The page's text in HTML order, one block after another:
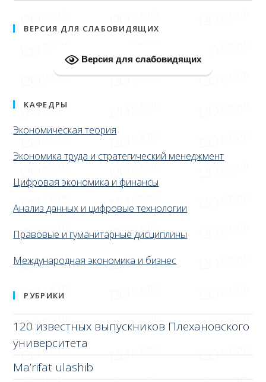
ВЕРСИЯ ДЛЯ СЛАБОВИДЯЩИХ
Версия для слабовидящих
КАФЕДРЫ
Экономическая теория
Экономика труда и стратегический менеджмент
Цифровая экономика и финансы
Анализ данных и цифровые технологии
Правовые и гуманитарные дисциплины
Международная экономика и бизнес
РУБРИКИ
120 известных выпускников Плехановского
университета
Ma’rifat ulashib